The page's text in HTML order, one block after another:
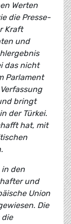
Werten
die Presse-
Kraft
und
das nicht
Parlament
bringt
der Türkei.
hat, mit
in den
und
Union
Die
die